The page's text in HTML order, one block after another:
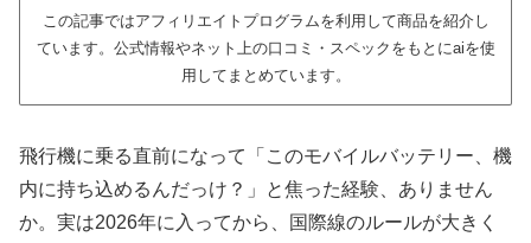
この記事ではアフィリエイトプログラムを利用して商品を紹介し
ています。公式情報やネット上の口コミ・スペックをもとにaiを使
用してまとめています。
飛行機に乗る直前になって「このモバイルバッテリー、機
内に持ち込めるんだっけ？」と焦った経験、ありません
か。実は2026年に入ってから、国際線のルールが大きく